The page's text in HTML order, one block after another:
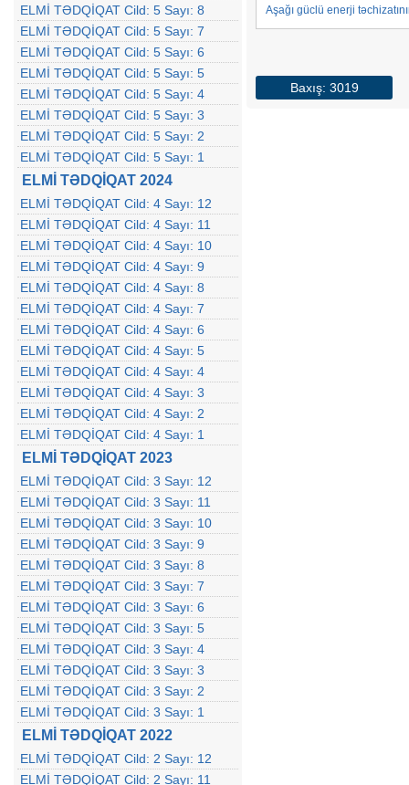
ELMİ TƏDQİQAT Cild: 5 Sayı: 8
ELMİ TƏDQİQAT Cild: 5 Sayı: 7
ELMİ TƏDQİQAT Cild: 5 Sayı: 6
ELMİ TƏDQİQAT Cild: 5 Sayı: 5
ELMİ TƏDQİQAT Cild: 5 Sayı: 4
ELMİ TƏDQİQAT Cild: 5 Sayı: 3
ELMİ TƏDQİQAT Cild: 5 Sayı: 2
ELMİ TƏDQİQAT Cild: 5 Sayı: 1
ELMİ TƏDQİQAT 2024
ELMİ TƏDQİQAT Cild: 4 Sayı: 12
ELMİ TƏDQİQAT Cild: 4 Sayı: 11
ELMİ TƏDQİQAT Cild: 4 Sayı: 10
ELMİ TƏDQİQAT Cild: 4 Sayı: 9
ELMİ TƏDQİQAT Cild: 4 Sayı: 8
ELMİ TƏDQİQAT Cild: 4 Sayı: 7
ELMİ TƏDQİQAT Cild: 4 Sayı: 6
ELMİ TƏDQİQAT Cild: 4 Sayı: 5
ELMİ TƏDQİQAT Cild: 4 Sayı: 4
ELMİ TƏDQİQAT Cild: 4 Sayı: 3
ELMİ TƏDQİQAT Cild: 4 Sayı: 2
ELMİ TƏDQİQAT Cild: 4 Sayı: 1
ELMİ TƏDQİQAT 2023
ELMİ TƏDQİQAT Cild: 3 Sayı: 12
ELMİ TƏDQİQAT Cild: 3 Sayı: 11
ELMİ TƏDQİQAT Cild: 3 Sayı: 10
ELMİ TƏDQİQAT Cild: 3 Sayı: 9
ELMİ TƏDQİQAT Cild: 3 Sayı: 8
ELMİ TƏDQİQAT Cild: 3 Sayı: 7
ELMİ TƏDQİQAT Cild: 3 Sayı: 6
ELMİ TƏDQİQAT Cild: 3 Sayı: 5
ELMİ TƏDQİQAT Cild: 3 Sayı: 4
ELMİ TƏDQİQAT Cild: 3 Sayı: 3
ELMİ TƏDQİQAT Cild: 3 Sayı: 2
ELMİ TƏDQİQAT Cild: 3 Sayı: 1
ELMİ TƏDQİQAT 2022
ELMİ TƏDQİQAT Cild: 2 Sayı: 12
ELMİ TƏDQİQAT Cild: 2 Sayı: 11
Aşağı güclü enerji
Baxış: 3019